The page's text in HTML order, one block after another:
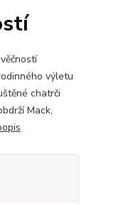
výletu
chatrči
Mack,